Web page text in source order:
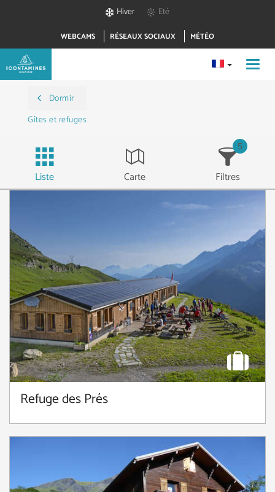
Hiver Eté
WEBCAMS RÉSEAUX SOCIAUX MÉTÉO
Dormir
Gîtes et refuges
Liste Carte Filtres
5
Refuge des Prés